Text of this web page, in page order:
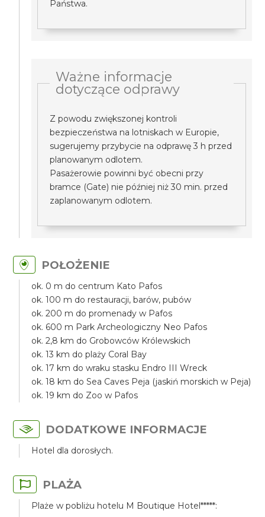
Państwa.
Ważne informacje
dotyczące odprawy
Z powodu zwiększonej kontroli
bezpieczeństwa na lotniskach w Europie,
sugerujemy przybycie na odprawę 3 h przed
planowanym odlotem.
Pasażerowie powinni być obecni przy
bramce (Gate) nie później niż 30 min. przed
zaplanowanym odlotem.
POŁOŻENIE
ok. 0 m do centrum Kato Pafos
ok. 100 m do restauracji, barów, pubów
ok. 200 m do promenady w Pafos
ok. 600 m Park Archeologiczny Neo Pafos
ok. 2,8 km do Grobowców Królewskich
ok. 13 km do plaży Coral Bay
ok. 17 km do wraku stasku Endro III Wreck
ok. 18 km do Sea Caves Peja (jaskiń morskich w Peja)
ok. 19 km do Zoo w Pafos
DODATKOWE INFORMACJE
Hotel dla dorosłych.
PLAŻA
Plaże w pobliżu hotelu M Boutique Hotel*****: